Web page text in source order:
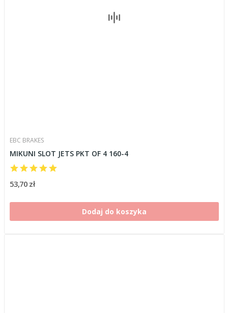
EBC BRAKES
MIKUNI SLOT JETS PKT OF 4 160-4
53,70 zł
Dodaj do koszyka